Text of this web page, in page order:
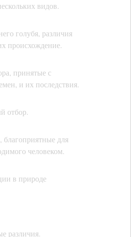
видов.
голубя, различия
происхождение.
принятые с
и их последствия.
отбор.
благоприятные для
человеком.
в природе
различия.